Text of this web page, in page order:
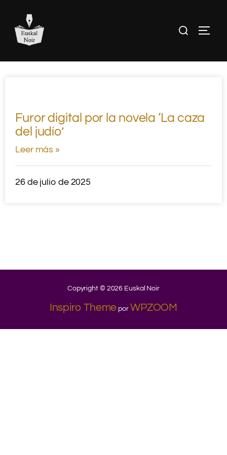
Furor digital por la novela ‘La caza
del judío’
Leer más »
26 de julio de 2025
Copyright © 2026 Euskal Noir
Inspiro Theme por WPZOOM